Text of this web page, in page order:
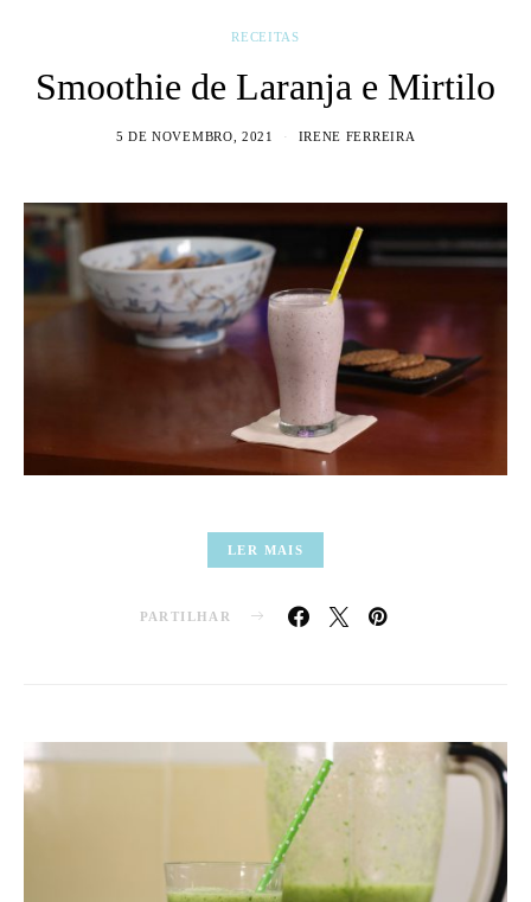
RECEITAS
Smoothie de Laranja e Mirtilo
5 DE NOVEMBRO, 2021 IRENE FERREIRA
LER MAIS
PARTILHAR